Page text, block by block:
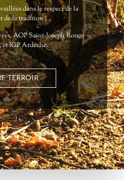
dans le respect de la
de la tradition !
AOP Saint-Joseph Rouge
et IGP Ardèche.
TERROIR